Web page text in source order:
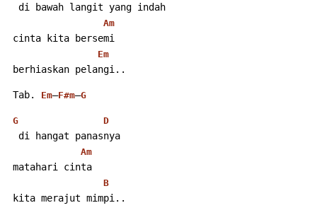
  di bawah langit yang indah
Am
cinta kita bersemi
Em
berhiaskan pelangi..
Tab. Em–F#m–G
G D
  di hangat panasnya
Am
matahari cinta
B
kita merajut mimpi..